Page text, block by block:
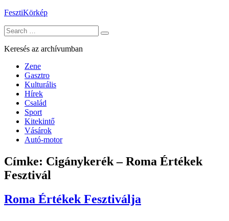
Skip
content
FesztiKörkép
Search
for:
Keresés az archívumban
Zene
Gasztro
Kulturális
Hírek
Család
Sport
Kitekintő
Vásárok
Autó-motor
Címke: Cigánykerék – Roma Értékek
Fesztivál
Roma Értékek Fesztiválja